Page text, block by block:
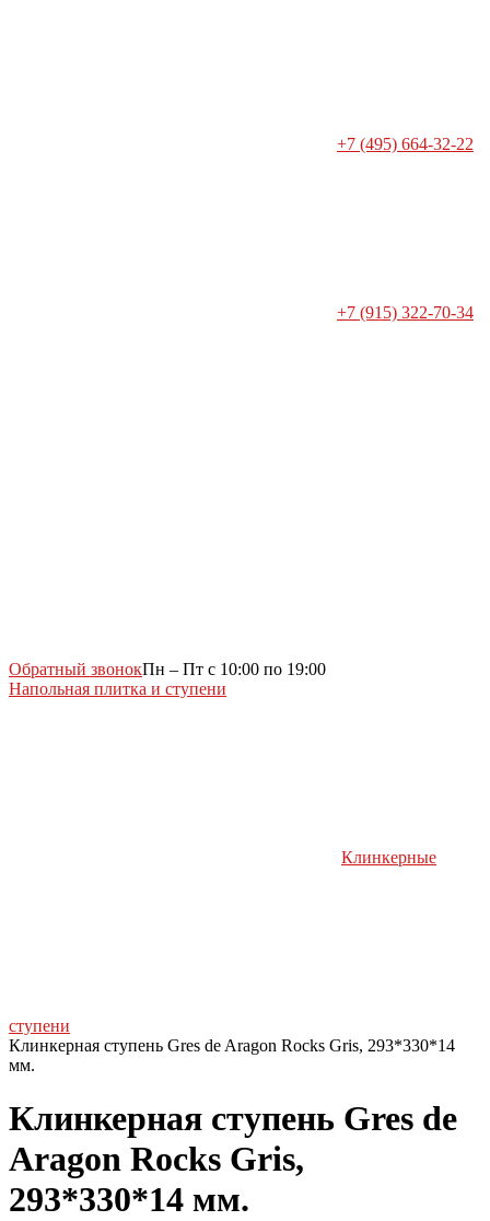
+7 (495) 664-32-22
+7 (915) 322-70-34
Обратный звонокПн – Пт с 10:00 по 19:00
Напольная плитка и ступени
Клинкерные
ступени
Клинкерная ступень Gres de Aragon Rocks Gris, 293*330*14
мм.
Клинкерная ступень Gres de
Aragon Rocks Gris,
293*330*14 мм.